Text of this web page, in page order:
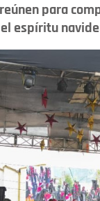
para
espíritu